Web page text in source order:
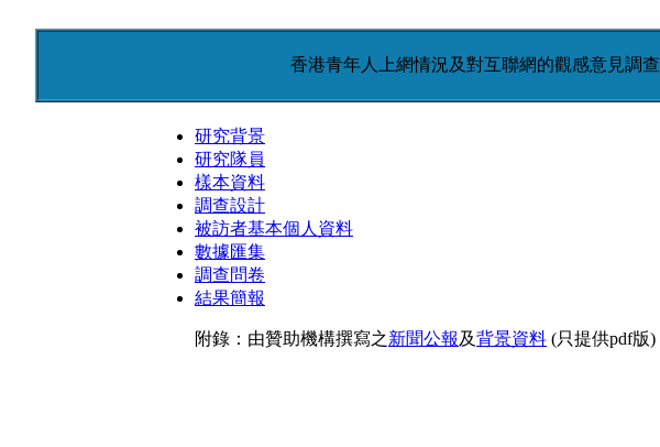
香港青年人上網情況及對互聯網的觀感意見調查
研究背景
研究隊員
樣本資料
調查設計
被訪者基本個人資料
數據匯集
調查問卷
結果簡報
附錄：由贊助機構撰寫之新聞公報 及背景資料 (只提供pdf版)